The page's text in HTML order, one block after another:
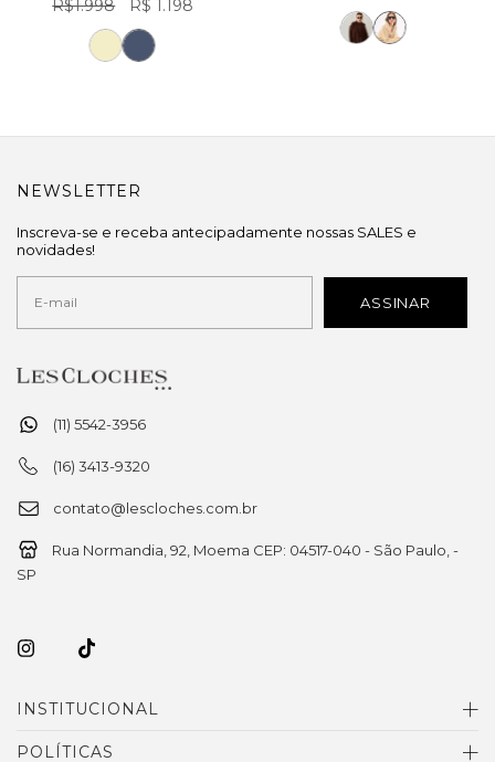
R$1.998 R$ 1.198
(11) 5542-3956
(16) 3413-9320
contato@lescloches.com.br
Rua Normandia, 92, Moema CEP: 04517-040 - São Paulo, -
SP
INSTITUCIONAL
POLÍTICAS
NEWSLETTER
Inscreva-se e receba antecipadamente nossas SALES e
novidades!